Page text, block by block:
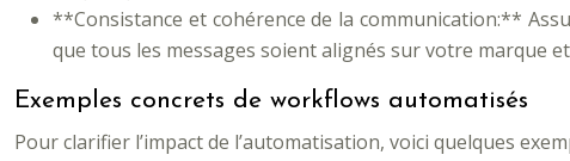
**Consistance et cohérence de la communication:**
que tous les messages soient alignés sur votre marque
Exemples concrets de workflows automatisés
Pour clarifier l’impact de l’automatisation, voici quelques